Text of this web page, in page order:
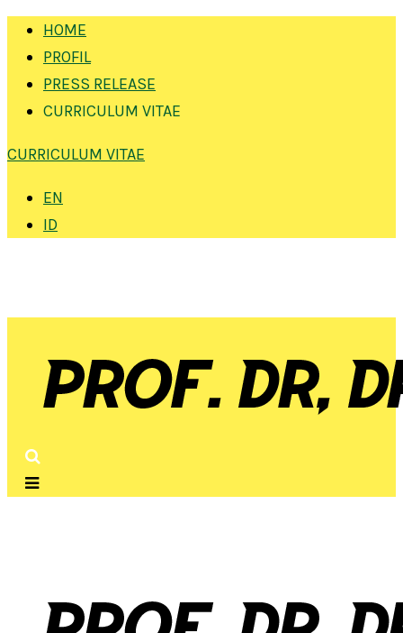
HOME
PROFIL
PRESS RELEASE
CURRICULUM VITAE
CURRICULUM VITAE
EN
ID